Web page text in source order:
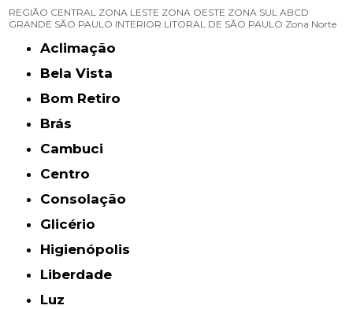
REGIÃO CENTRAL ZONA LESTE ZONA OESTE ZONA SUL ABCD
GRANDE SÃO PAULO INTERIOR LITORAL DE SÃO PAULO Zona Norte
Aclimação
Bela Vista
Bom Retiro
Brás
Cambuci
Centro
Consolação
Glicério
Higienópolis
Liberdade
Luz